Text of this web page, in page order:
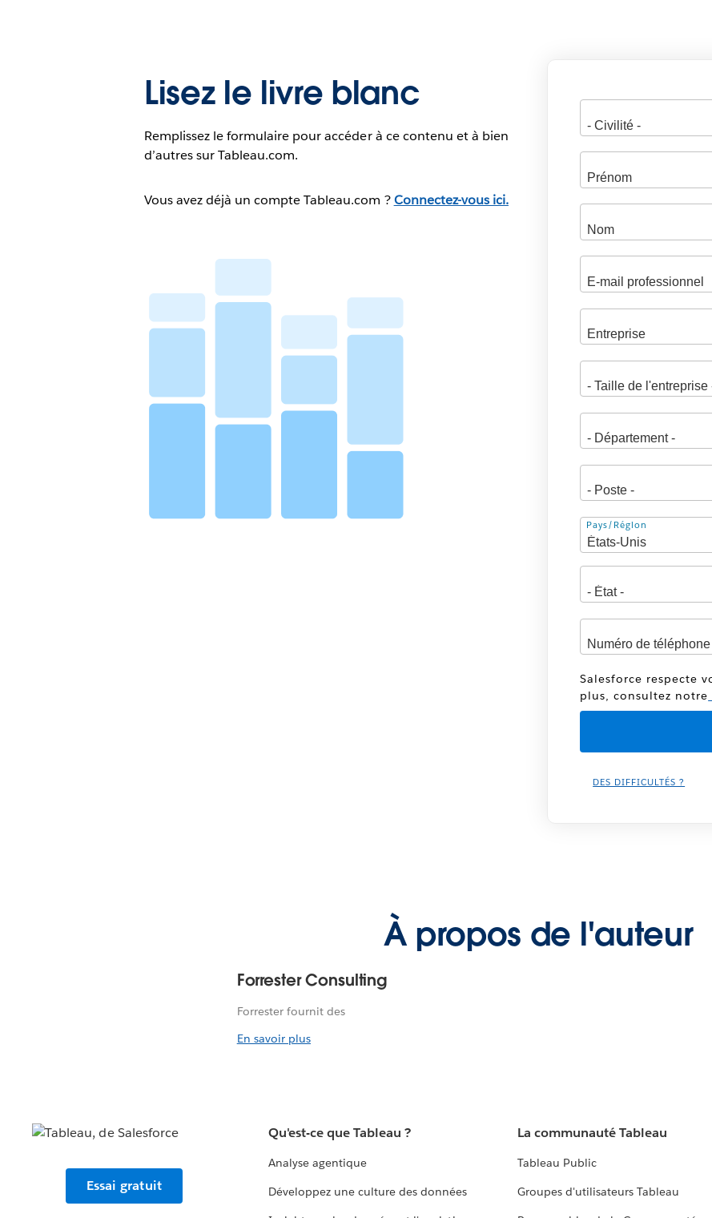
Lisez le livre blanc
Remplissez le formulaire pour accéder à ce contenu et à bien
d’autres sur Tableau.com.
Vous avez déjà un compte Tableau.com ?Connectez-vous ici.
Adresse
Pays/Région
Salesforce respecte
plus, consultez notre
DES DIFFICULTÉS ?
À propos de l'auteur
Forrester Consulting
Forrester fournit des
En savoir plus
Essai gratuit
Qu'est-ce que Tableau ?
Analyse agentique
Développez une culture des données
La communauté Tableau
Tableau Public
Groupes d'utilisateurs Tableau